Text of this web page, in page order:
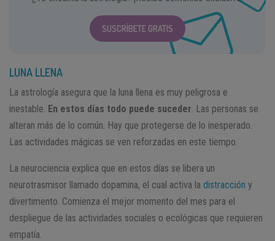
SUSCRÍBETE GRATIS
LUNA LLENA
La astrología asegura que la luna llena es muy peligrosa e
inestable. En estos días todo puede suceder . Las personas se
alteran más de lo común. Hay que protegerse de lo inesperado.
Las actividades mágicas se ven reforzadas en este tiempo.
La neurociencia explica que en estos días se libera un
neurotrasmisor llamado dopamina, el cual activa la distracción y
divertimento. Comienza el mejor momento del mes para el
despliegue de las actividades sociales o ecológicas que requieren
empatía.